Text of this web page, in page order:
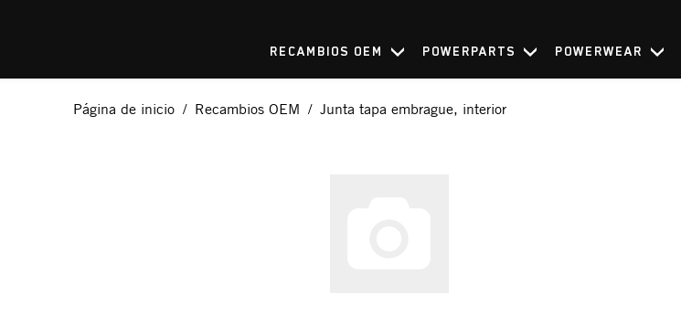
RECAMBIOS OEM POWERPARTS POWERWEAR
Página de inicio Recambios OEM Junta tapa embrague, interior